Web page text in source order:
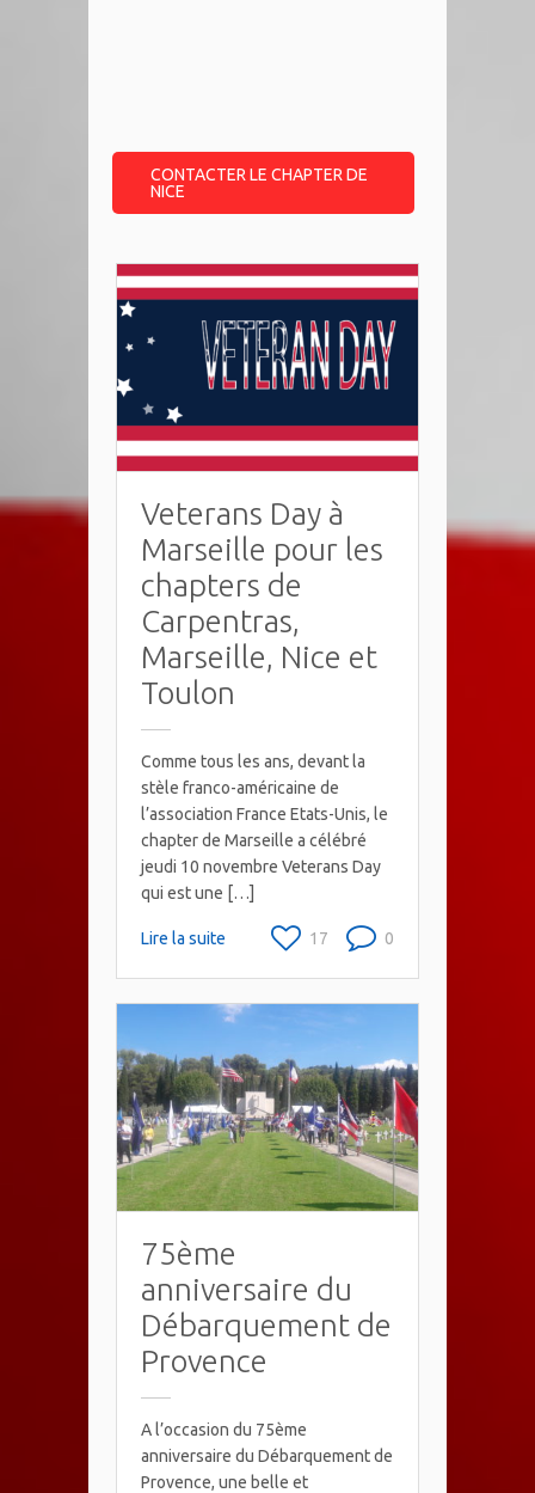
CONTACTER LE CHAPTER DE
NICE
Veterans Day à
Marseille pour les
chapters de
Carpentras,
Marseille, Nice et
Toulon
Comme tous les ans, devant la
stèle franco-américaine de
l’association France Etats-Unis, le
chapter de Marseille a célébré
jeudi 10 novembre Veterans Day
qui est une […]
Lire la suite 0
17
75ème
anniversaire du
Débarquement de
Provence
A l’occasion du 75ème
anniversaire du Débarquement de
Provence, une belle et